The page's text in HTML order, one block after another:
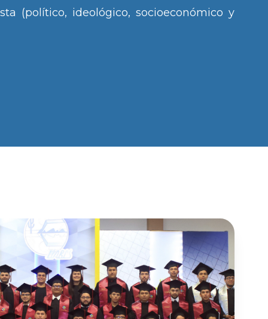
(político, ideológico, socioeconómico y